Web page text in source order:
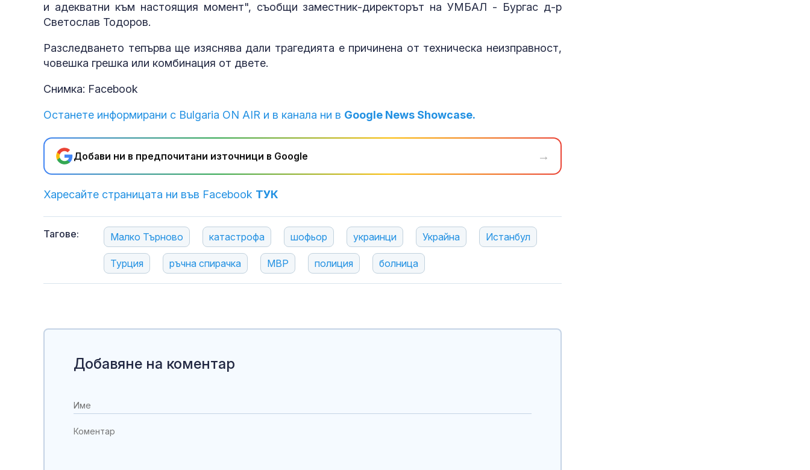
и адекватни към настоящия момент", съобщи заместник-директорът на УМБАЛ - Бургас д-р
Светослав Тодоров.
Разследването тепърва ще изяснява дали трагедията е причинена от техническа неизправност,
човешка грешка или комбинация от двете.
Снимка: Facebook
Останете информирани с Bulgaria ON AIR и в канала ни в Google News Showcase.
Добави ни в предпочитани източници в Google →
Харесайте страницата ни във Facebook ТУК
Тагове: Малко Търново катастрофа шофьор украинци Украйна Истанбул
Турция ръчна спирачка МВР полиция болница
Добавяне на коментар